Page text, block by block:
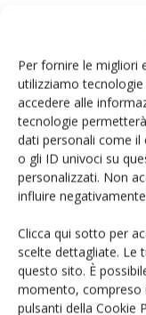
Per fornire le migliori
utilizziamo
accedere alle
tecnologie
dati personali come
o gli ID univoci su
personalizzati. Non
influire
Clicca qui sotto per
scelte dettagliate. Le
questo sito. È
momento, compreso
pulsanti della Cookie
Il
olio